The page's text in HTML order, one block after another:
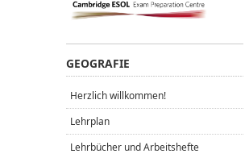
GEOGRAFIE
Herzlich willkommen!
Lehrplan
Lehrbücher und Arbeitshefte